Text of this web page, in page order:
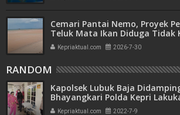
Cemari Pantai Nemo, Proyek
Teluk Mata Ikan Diduga Tidak
Amdal
Kepriaktual.com 2026-7-30
RANDOM
Kapolsek Lubuk Baja
Bhayangkari Polda Kepri
HUT HKGB ke-70
Kepriaktual.com 2022-7-9